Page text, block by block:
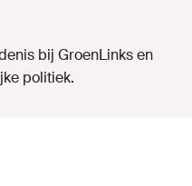
bij GroenLinks en
politiek.